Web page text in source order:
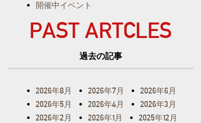
開催中イベント
PAST ARTCLES
過去の記事
2026年8月 2026年7月
2026年6月
2026年5月
2026年4月
2026年3月
2026年2月
2026年1月
2025年12月